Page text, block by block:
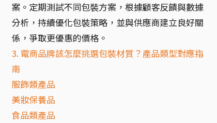
案。定期測試不同包裝方案，根據顧客反饋與數據
分析，持續優化包裝策略，並與供應商建立良好關
係，爭取更優惠的價格。
3. 電商品牌該怎麼挑選包裝材質？產品類型對應指
南
服飾類產品
美妝保養品
食品類產品